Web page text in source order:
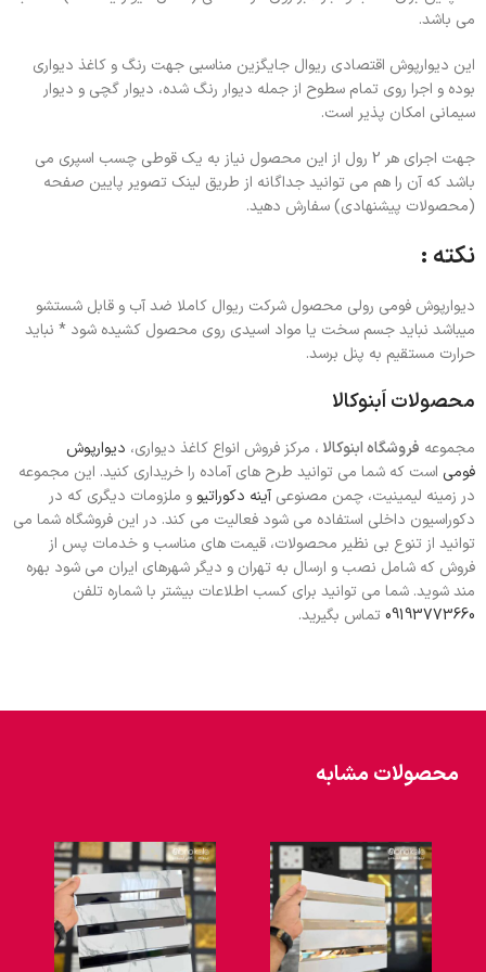
می باشد.
این دیوارپوش اقتصادی ریوال جایگزین مناسبی جهت رنگ و کاغذ دیواری
بوده و اجرا روی تمام سطوح از جمله دیوار رنگ شده، دیوار گچی و دیوار
سیمانی امکان پذیر است.
جهت اجرای هر 2 رول از این محصول نیاز به یک قوطی چسب اسپری می
باشد که آن را هم می توانید جداگانه از طریق لینک تصویر پایین صفحه
(محصولات پیشنهادی) سفارش دهید.
نکته :
دیوارپوش فومی رولی محصول شرکت ریوال کاملا ضد آب و قابل شستشو
میباشد نباید جسم سخت یا مواد اسیدی روی محصول کشیده شود * نباید
حرارت مستقیم به پنل برسد.
محصولات اَبنوکالا
مجموعه فروشگاه ابنوکالا ، مرکز فروش انواع کاغذ دیواری، دیوارپوش
فومی است که شما می توانید طرح های آماده را خریداری کنید. این مجموعه
در زمینه لیمینیت، چمن مصنوعی آینه دکوراتیو و ملزومات دیگری که در
دکوراسیون داخلی استفاده می شود فعالیت می کند. در این فروشگاه شما می
توانید از تنوع بی نظیر محصولات، قیمت های مناسب و خدمات پس از
فروش که شامل نصب و ارسال به تهران و دیگر شهرهای ایران می شود بهره
مند شوید. شما می توانید برای کسب اطلاعات بیشتر با شماره تلفن
09193773660تماس بگیرید.
محصولات مشابه